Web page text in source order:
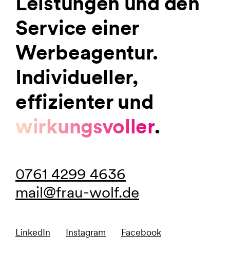
Service einer
Werbeagentur.
Individueller,
effizienter und
wirkungsvoller.
0761 4299 4636
mail@frau-wolf.de
LinkedIn Instagram Facebook